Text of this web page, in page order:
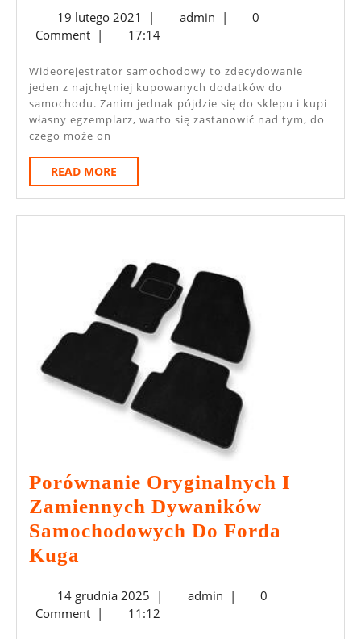
Mieć
Samochodowy?
19 lutego 2021 19
lutego
| adminadmin
|
0
Comment | 17:14
Wideorejestrator samochodowy to zdecydowanie
jeden z najchętniej kupowanych dodatków do
samochodu. Zanim jednak pójdzie się do sklepu i kupi
własny egzemplarz, warto się zastanowić nad tym, do
czego może on
READ MORE
MORE
Porównanie Oryginalnych I
Zamiennych Dywaników
Samochodowych Do Forda
Kuga
I
Zamiennych
14 grudnia 202514
grudnia
| adminadmin
|
0
Comment | 11:12